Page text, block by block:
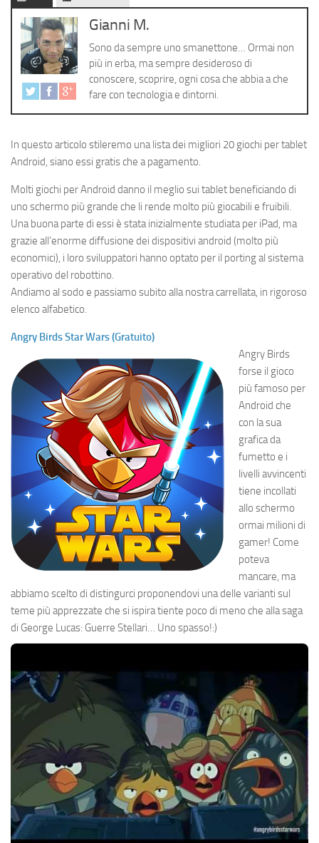
Cerca Gianni M.
Sono da sempre uno smanettone… Ormai non
più in erba, ma sempre desideroso di
conoscere, scoprire, ogni cosa che abbia a che
fare con tecnologia e dintorni.
In questo articolo stileremo una lista dei migliori 20 giochi per tablet
Android, siano essi gratis che a pagamento.
Molti giochi per Android danno il meglio sui tablet beneficiando di
uno schermo più grande che li rende molto più giocabili e fruibili.
Una buona parte di essi è stata inizialmente studiata per iPad, ma
grazie all’enorme diffusione dei dispositivi android (molto più
economici), i loro sviluppatori hanno optato per il porting al sistema
operativo del robottino.
Andiamo al sodo e passiamo subito alla nostra carrellata, in rigoroso
elenco alfabetico.
Angry Birds Star Wars (Gratuito)
Angry Birds
forse il gioco
più famoso per
Android che
con la sua
grafica da
fumetto e i
livelli avvincenti
tiene incollati
allo schermo
ormai milioni di
gamer! Come
poteva
mancare, ma
abbiamo scelto di distingurci proponendovi una delle varianti sul
teme più apprezzate che si ispira tiente poco di meno che alla saga
di George Lucas: Guerre Stellari… Uno spasso!:)